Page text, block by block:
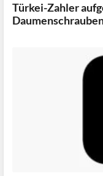
Türkei-Zahler